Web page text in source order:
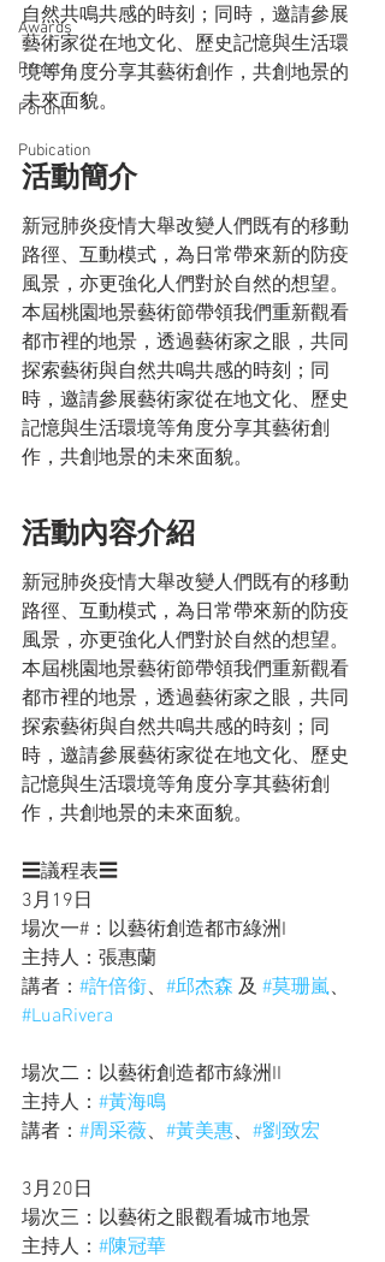
Awards
Projet
Forum
Pubication
自然共鳴共感的時刻；同時，邀請參展
藝術家從在地文化、歷史記憶與生活環
境等角度分享其藝術創作，共創地景的
未來面貌。
活動簡介
新冠肺炎疫情大舉改變人們既有的移動
路徑、互動模式，為日常帶來新的防疫
風景，亦更強化人們對於自然的想望。
本屆桃園地景藝術節帶領我們重新觀看
都市裡的地景，透過藝術家之眼，共同
探索藝術與自然共鳴共感的時刻；同
時，邀請參展藝術家從在地文化、歷史
記憶與生活環境等角度分享其藝術創
作，共創地景的未來面貌。
活動內容介紹
新冠肺炎疫情大舉改變人們既有的移動
路徑、互動模式，為日常帶來新的防疫
風景，亦更強化人們對於自然的想望。
本屆桃園地景藝術節帶領我們重新觀看
都市裡的地景，透過藝術家之眼，共同
探索藝術與自然共鳴共感的時刻；同
時，邀請參展藝術家從在地文化、歷史
記憶與生活環境等角度分享其藝術創
作，共創地景的未來面貌。​
☰議程表☰
3月19日 ​
場次一#：以藝術創造都市綠洲I​
主持人：張惠蘭​
講者： #許倍銜、 #邱杰森 及 #莫珊嵐、
#LuaRivera
場次二：以藝術創造都市綠洲I​I
主持人： #黃海鳴
講者： #周采薇、 #黃美惠、 #劉致宏
3月20日 ​
場次三：以藝術之眼觀看城市地景​
主持人： #陳冠華